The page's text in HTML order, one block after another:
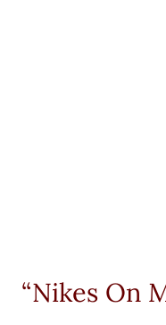
“Nikes On